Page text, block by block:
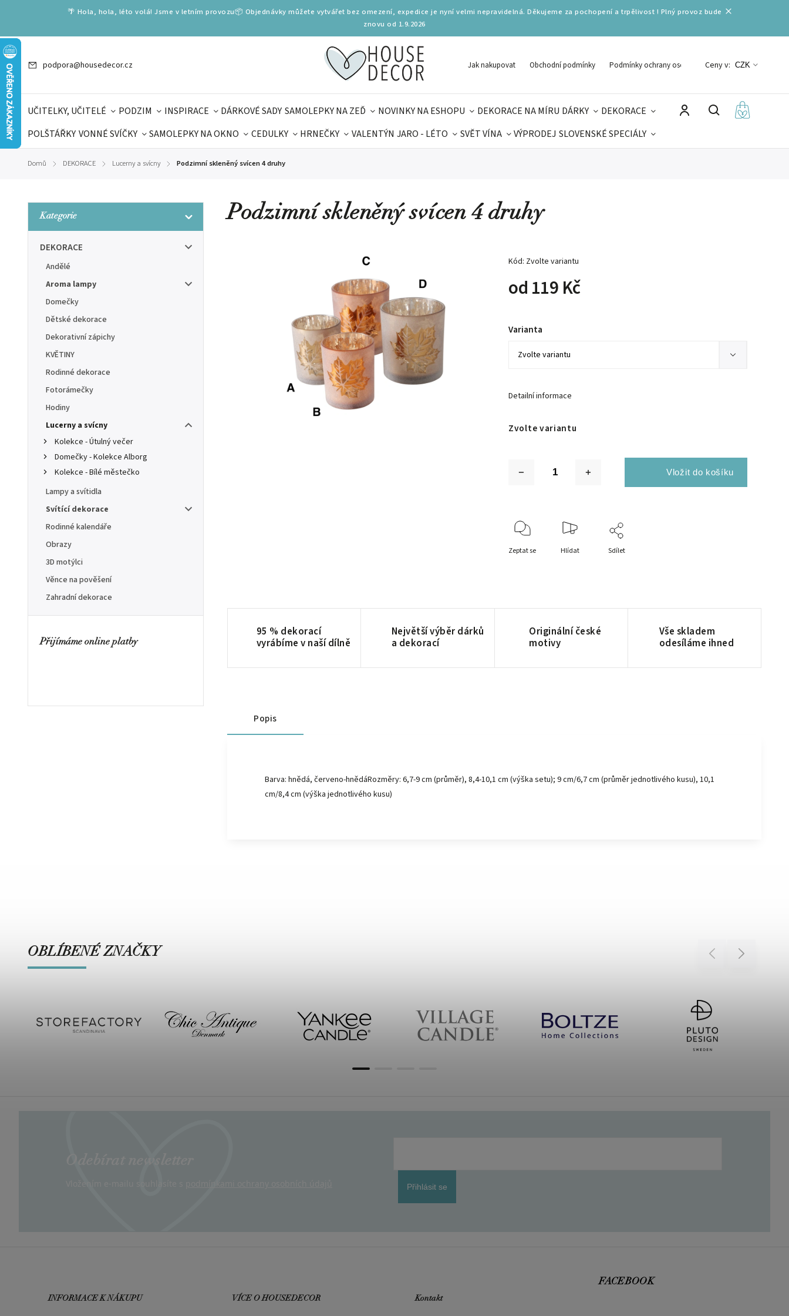
🌴 Hola, hola, léto volá! Jsme v letním provozu📦 Objednávky můžete vytvářet bez omezení, expedice je nyní velmi nepravidelná. Děkujeme za pochopení a trpělivost ! Plný provoz bude
znovu od 1.9.2026
podpora@housedecor.cz Jak nakupovat Obchodní podmínky Podmínky ochrany osobních údajů
Ceny v: CZK
UČITELKY, UČITELÉ PODZIM INSPIRACE DÁRKOVÉ SADY SAMOLEPKY NA ZEĎ NOVINKY NA ESHOPU DEKORACE NA MÍRU DÁRKY
DEKORACE
POLŠTÁŘKY VONNÉ SVÍČKY SAMOLEPKY NA OKNO CEDULKY HRNEČKY VALENTÝN JARO - LÉTO SVĚT VÍNA VÝPRODEJ SLOVENSKÉ SPECIÁLY
Domů / DEKORACE / Lucerny a svícny / Podzimní skleněný svícen 4 druhy
Kategorie
DEKORACE
Andělé
Aroma lampy
Domečky
Dětské dekorace
Dekorativní zápichy
KVĚTINY
Rodinné dekorace
Fotorámečky
Hodiny
Lucerny a svícny
Kolekce - Útulný večer
Domečky - Kolekce Alborg
Kolekce - Bílé městečko
Lampy a svítidla
Svítící dekorace
Rodinné kalendáře
Obrazy
3D motýlci
Věnce na pověšení
Zahradní dekorace
Přijímáme online platby
Podzimní skleněný svícen 4 druhy
Kód: Zvolte variantu
od 119 Kč
Zvolte variantu
Varianta
Detailní informace
Zeptat se Hlídat Sdílet
95 % dekorací
vyrábíme v naší dílně
Největší výběr dárků
a dekorací
Originální české
motivy
Vše skladem
odesíláme ihned
Popis
Barva: hnědá, červeno-hnědáRozměry: 6,7-9 cm (průměr), 8,4-10,1 cm (výška setu); 9 cm/6,7 cm (průměr jednotlivého kusu), 10,1
cm/8,4 cm (výška jednotlivého kusu)
OBLÍBENÉ ZNAČKY Previous Next
Přihlásit se
INFORMACE K NÁKUPU VÍCE O HOUSEDECOR Kontakt
FACEBOOK